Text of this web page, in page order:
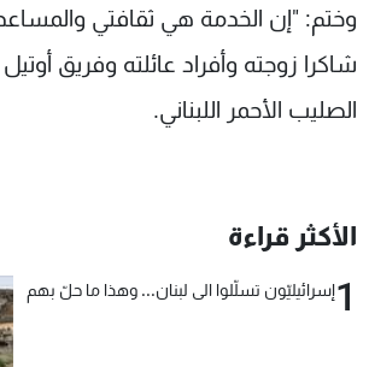
وختم: "إن الخدمة هي ثقافتي
شاكرا زوجته وأفراد عائلته وفريق
الصليب الأحمر اللبناني.
الأكثر قراءة
1إسرائيليّون تسلّلوا الى لبنان... وهذا ما حلّ بهم